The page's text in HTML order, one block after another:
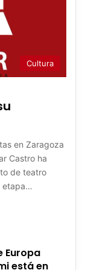
Cultura
en Zaragoza
Castro ha
de teatro
etapa…
Europa
está en